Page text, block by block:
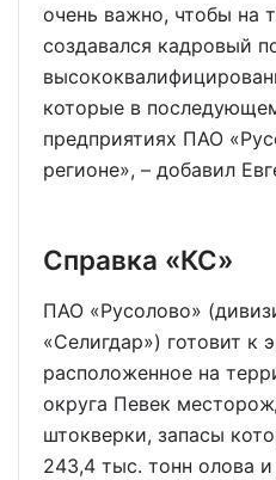
очень важно, чтобы на
создавался кадровый
которые в
предприятиях ПАО
регионе», – добавил
Справка «КС»
ПАО «Русолово»
«Селигдар») готовит к
расположенное на
округа Певек
штокверки, запасы
243,4 тыс. тонн олова